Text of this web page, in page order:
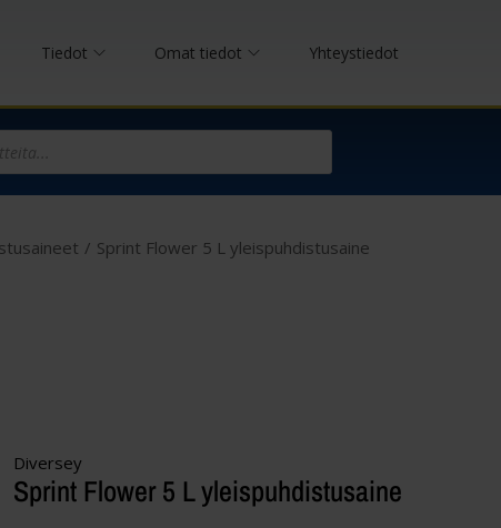
Tiedot Omat tiedot Yhteystiedot
/ Sprint Flower 5 L yleispuhdistusaine
Diversey
Sprint Flower 5 L yleispuhdistusaine